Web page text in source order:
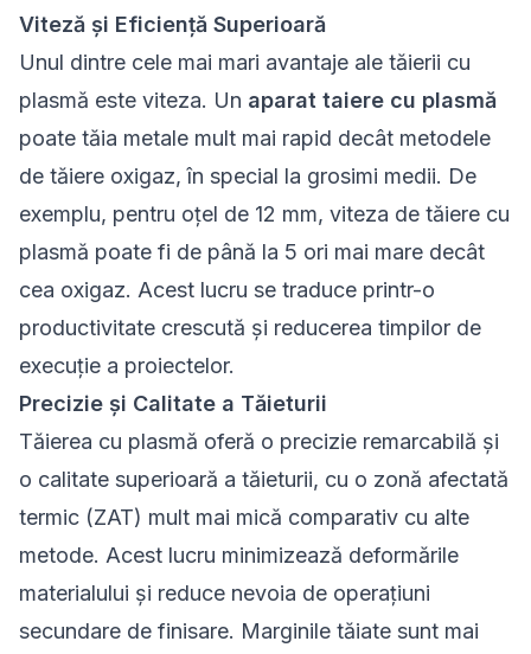
Viteză și Eficiență Superioară
Unul dintre cele mai mari avantaje ale tăierii cu
plasmă este viteza. Un aparat taiere cu plasmă
poate tăia metale mult mai rapid decât metodele
de tăiere oxigaz, în special la grosimi medii. De
exemplu, pentru oțel de 12 mm, viteza de tăiere cu
plasmă poate fi de până la 5 ori mai mare decât
cea oxigaz. Acest lucru se traduce printr-o
productivitate crescută și reducerea timpilor de
execuție a proiectelor.
Precizie și Calitate a Tăieturii
Tăierea cu plasmă oferă o precizie remarcabilă și
o calitate superioară a tăieturii, cu o zonă afectată
termic (ZAT) mult mai mică comparativ cu alte
metode. Acest lucru minimizează deformările
materialului și reduce nevoia de operațiuni
secundare de finisare. Marginile tăiate sunt mai